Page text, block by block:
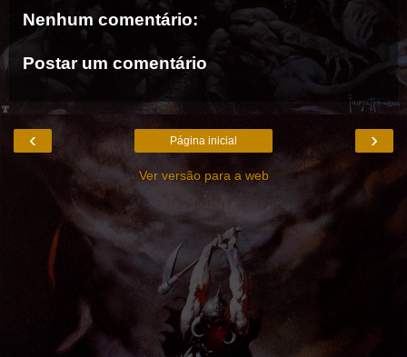
Nenhum comentário:
Postar um comentário
‹ ›
Página inicial
Ver versão para a web